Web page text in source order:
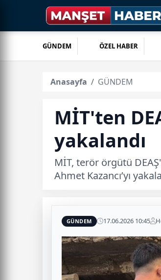
GÜNDEM ÖZEL HABER
Anasayfa GÜNDEM
MİT'ten
yakalandı
MİT, terör örgütü
Ahmet Kazancı’yı
GÜNDEM 17.06.2026 10:45